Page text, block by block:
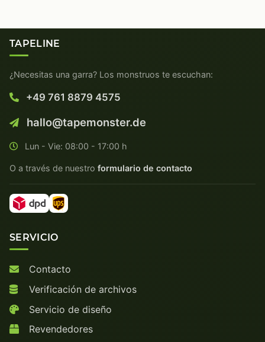
TAPELINE
¿Necesitas una garra? Los monstruos te escuchan:
+49 761 8879 4575
hallo@tapemonster.de
Lun - Vie: 08:00 - 17:00 h
O a través de nuestro formulario de contacto
SERVICIO
Contacto
Verificación de archivos
Servicio de diseño
Revendedores